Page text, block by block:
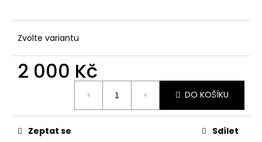
Zvolte variantu
2 000 Kč
DO KOŠÍKU
Zeptat se Sdílet
e
m